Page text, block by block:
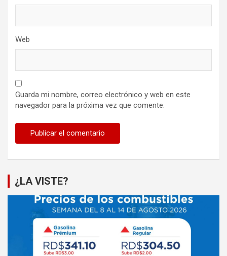
Web
Guarda mi nombre, correo electrónico y web en este
navegador para la próxima vez que comente.
¿LA VISTE?